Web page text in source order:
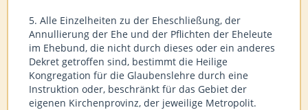
5. Alle Einzelheiten zu der Eheschließung, der
Annullierung der Ehe und der Pflichten der Eheleute
im Ehebund, die nicht durch dieses oder ein anderes
Dekret getroffen sind, bestimmt die Heilige
Kongregation für die Glaubenslehre durch eine
Instruktion oder, beschränkt für das Gebiet der
eigenen Kirchenprovinz, der jeweilige Metropolit.